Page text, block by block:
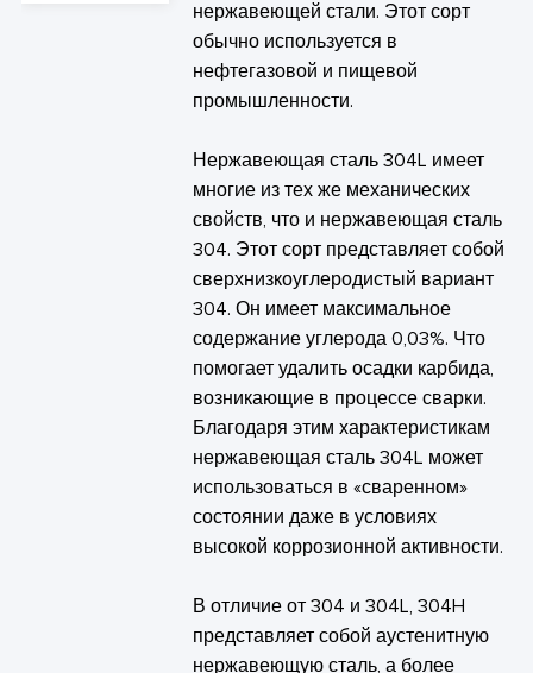
нержавеющей стали. Этот сорт
обычно используется в
нефтегазовой и пищевой
промышленности.
Нержавеющая сталь 304L имеет
многие из тех же механических
свойств, что и нержавеющая сталь
304. Этот сорт представляет собой
сверхнизкоуглеродистый вариант
304. Он имеет максимальное
содержание углерода 0,03%. Что
помогает удалить осадки карбида,
возникающие в процессе сварки.
Благодаря этим характеристикам
нержавеющая сталь 304L может
использоваться в «сваренном»
состоянии даже в условиях
высокой коррозионной активности.
В отличие от 304 и 304L, 304H
представляет собой аустенитную
нержавеющую сталь, а более